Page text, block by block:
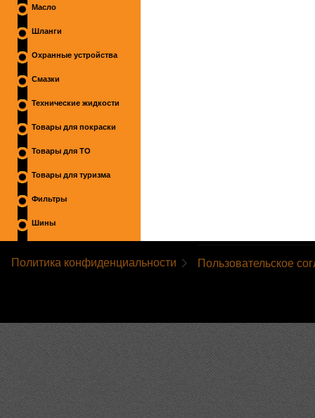
Масло
Шланги
Охранные устройства
Смазки
Технические жидкости
Товары для покраски
Товары для ТО
Товары для туризма
Фильтры
Шины
Политика конфиденциальности Пользовательское